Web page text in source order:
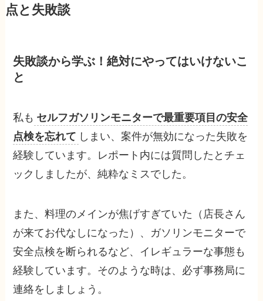
点と 失敗談
失敗談から学ぶ！絶対にやってはいけないこ
と
私も セルフガソリンモニターで最重要項目の安全
点検を忘れて しまい、案件が無効になった失敗を
経験しています。レポート内には質問したとチェ
ックしましたが、純粋なミスでした。
また、料理のメインが焦げすぎていた（店長さん
が来てお代なしになった）、ガソリンモニターで
安全点検を断られるなど、イレギュラーな事態も
経験しています。そのような時は、必ず事務局に
連絡をしましょう。